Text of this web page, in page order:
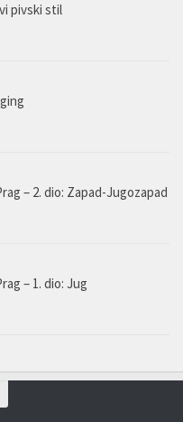
pivski stil
– 2. dio: Zapad-Jugozapad
– 1. dio: Jug